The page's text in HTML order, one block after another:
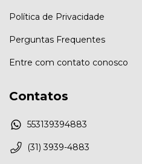
Política de Privacidade
Perguntas Frequentes
Entre com contato conosco
Contatos
553139394883
(31) 3939-4883